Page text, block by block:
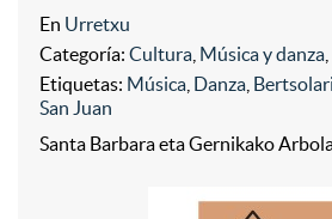
En Urretxu
Categoría: Cultura Música y danza
Etiquetas: Música Danza
San Juan
Santa Barbara eta Gernikako